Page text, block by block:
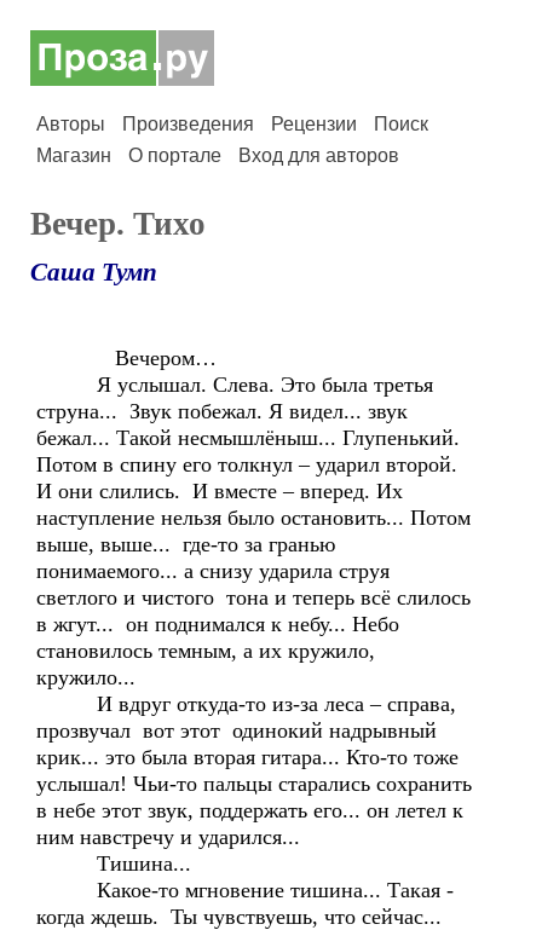
Авторы Произведения Рецензии
Поиск
Магазин
О портале Вход для авторов
Вечер. Тихо
Саша Тумп
Вечером…
Я услышал. Слева. Это была третья
струна... Звук побежал. Я видел... звук
бежал... Такой несмышлёныш... Глупенький.
Потом в спину его толкнул – ударил второй.
И они слились. И вместе – вперед. Их
наступление нельзя было остановить... Потом
выше, выше... где-то за гранью
понимаемого... а снизу ударила струя
светлого и чистого тона и теперь всё слилось
в жгут... он поднимался к небу... Небо
становилось темным, а их кружило,
кружило...
И вдруг откуда-то из-за леса – справа,
прозвучал вот этот одинокий надрывный
крик... это была вторая гитара... Кто-то тоже
услышал! Чьи-то пальцы старались сохранить
в небе этот звук, поддержать его... он летел к
ним навстречу и ударился...
Тишина...
Какое-то мгновение тишина... Такая -
когда ждешь. Ты чувствуешь, что сейчас...